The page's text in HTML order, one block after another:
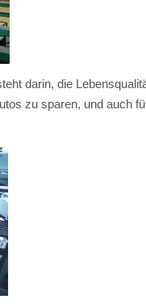
darin, die
zu sparen, und auch